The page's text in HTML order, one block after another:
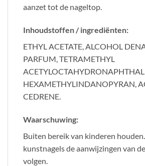
aanzet tot de nageltop.
Inhoudstoffen / ingrediënten:
ETHYL ACETATE, ALCOHOL
PARFUM, TETRAMETHYL
HEXAMETHYLINDANOPYRAN,
CEDRENE.
Waarschuwing:
Buiten bereik van kinderen
kunstnagels de aanwijzingen van
volgen.